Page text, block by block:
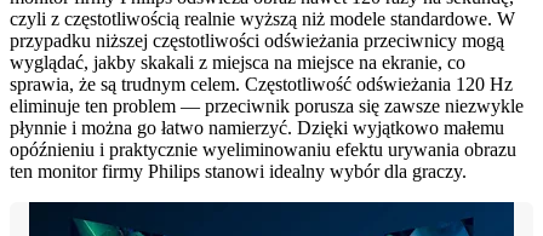
czyli z częstotliwością realnie wyższą niż modele standardowe. W
przypadku niższej częstotliwości odświeżania przeciwnicy mogą
wyglądać, jakby skakali z miejsca na miejsce na ekranie, co
sprawia, że są trudnym celem. Częstotliwość odświeżania 120 Hz
eliminuje ten problem — przeciwnik porusza się zawsze niezwykle
płynnie i można go łatwo namierzyć. Dzięki wyjątkowo małemu
opóźnieniu i praktycznie wyeliminowaniu efektu urywania obrazu
ten monitor firmy Philips stanowi idealny wybór dla graczy.